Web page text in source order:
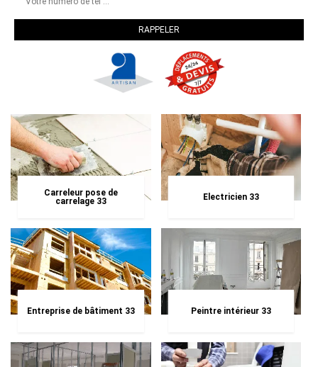
Carreleur pose de
carrelage 33
Electricien 33
Entreprise de bâtiment 33 Peintre intérieur 33